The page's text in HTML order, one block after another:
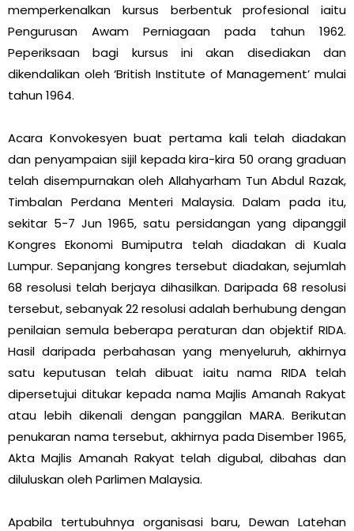
memperkenalkan kursus berbentuk profesional iaitu
Pengurusan Awam Perniagaan pada tahun 1962.
Peperiksaan bagi kursus ini akan disediakan dan
dikendalikan oleh ‘British Institute of Management’ mulai
tahun 1964.
Acara Konvokesyen buat pertama kali telah diadakan
dan penyampaian sijil kepada kira-kira 50 orang graduan
telah disempurnakan oleh Allahyarham Tun Abdul Razak,
Timbalan Perdana Menteri Malaysia. Dalam pada itu,
sekitar 5-7 Jun 1965, satu persidangan yang dipanggil
Kongres Ekonomi Bumiputra telah diadakan di Kuala
Lumpur. Sepanjang kongres tersebut diadakan, sejumlah
68 resolusi telah berjaya dihasilkan. Daripada 68 resolusi
tersebut, sebanyak 22 resolusi adalah berhubung dengan
penilaian semula beberapa peraturan dan objektif RIDA.
Hasil daripada perbahasan yang menyeluruh, akhirnya
satu keputusan telah dibuat iaitu nama RIDA telah
dipersetujui ditukar kepada nama Majlis Amanah Rakyat
atau lebih dikenali dengan panggilan MARA. Berikutan
penukaran nama tersebut, akhirnya pada Disember 1965,
Akta Majlis Amanah Rakyat telah digubal, dibahas dan
diluluskan oleh Parlimen Malaysia.
Apabila tertubuhnya organisasi baru, Dewan Latehan